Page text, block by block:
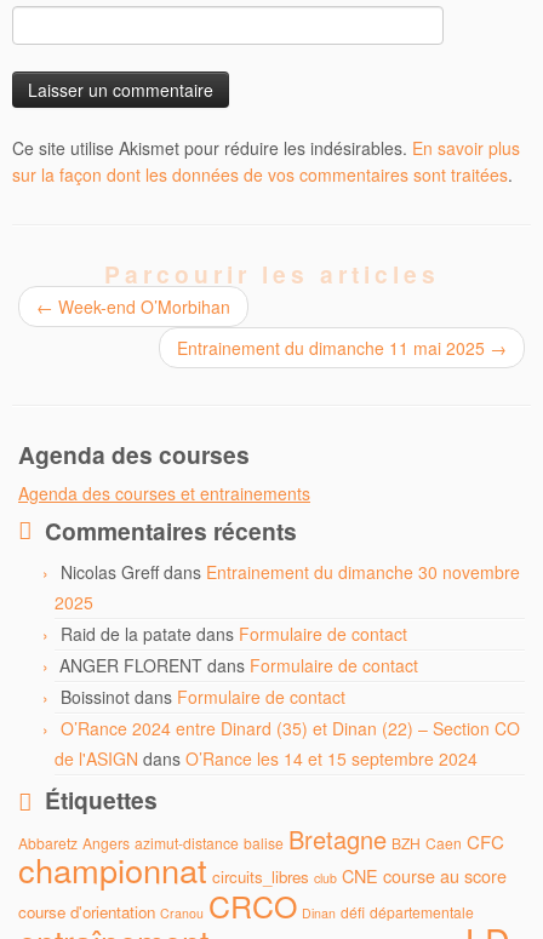
Ce site utilise Akismet pour réduire les indésirables. En savoir plus
sur la façon dont les données de vos commentaires sont traitées.
Parcourir les articles
← Week-end O’Morbihan
Entrainement du dimanche 11 mai 2025 →
Agenda des courses
Agenda des courses et entrainements
Commentaires récents
Nicolas Greffdans Entrainement du dimanche 30 novembre
2025
Raid de la patate dans Formulaire de contact
ANGER FLORENT dans Formulaire de contact
Boissinot dans Formulaire de contact
O’Rance 2024 entre Dinard (35) et Dinan (22) – Section CO
de l'ASIGN dans O’Rance les 14 et 15 septembre 2024
Étiquettes
Abbaretz Angers azimut-distance balise Bretagne BZH Caen CFC
championnat circuits_libres club CNE course au score
course d'orientation Cranou CRCO Dinan défi départementale